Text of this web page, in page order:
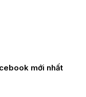
mới nhất